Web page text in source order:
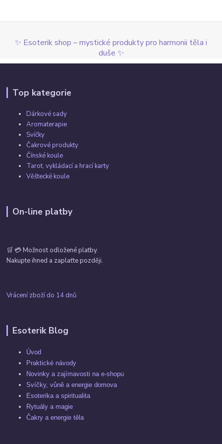
✨ Esoterik shop – mystické produkty pro harmonii těla i
duše ✨
Top kategorie
Dárkové sady
Aromaterapie
Svíčky
Čakrové produkty
Čínské koule
Tarot, vykládací a hrací karty
Věštecké koule
On-line platby
🛒 💳 Možnost odložené platby.
Nakupte ihned a zaplaťte později.
Vrácení zboží do 14 dnů
Esoterik Blog
Úvod
Praktické návody
Novinky a zajímavosti na e-shopu
Svíčky, vůně a energie domova
Esoterika a spiritualita
Rytuály a magie
Čakry a energie těla